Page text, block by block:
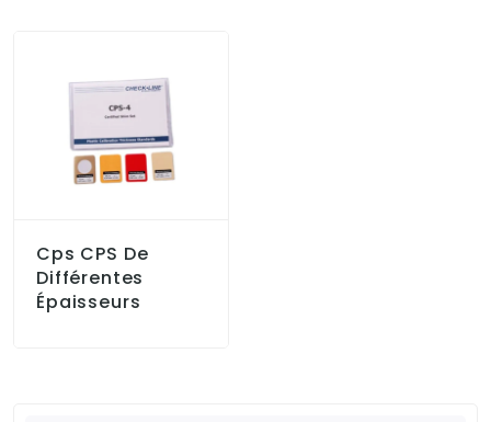
Cps CPS De
Différentes
Épaisseurs